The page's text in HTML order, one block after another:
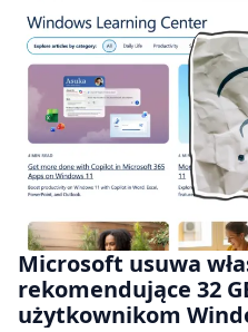
Microsoft usuwa
rekomendujące 32
użytkownikom